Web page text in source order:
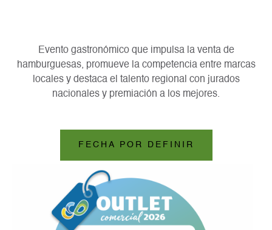
Evento gastronómico que impulsa la venta de
hamburguesas, promueve la competencia entre marcas
locales y destaca el talento regional con jurados
nacionales y premiación a los mejores.
FECHA POR DEFINIR